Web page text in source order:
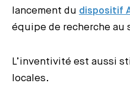
lancement du dispositif
équipe de recherche au
L’inventivité est aussi
locales.